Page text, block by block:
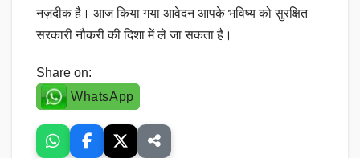
नज़दीक है। आज किया गया आवेदन आपके भविष्य को सुरक्षित
सरकारी नौकरी की दिशा में ले जा सकता है।
Share on:
WhatsApp